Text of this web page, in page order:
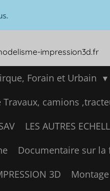
impression3d.fr
Forain et Urbain
Travaux, camions
LES AUTRES
Documentaire sur la
3D